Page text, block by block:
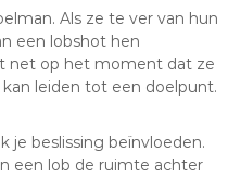
Als ze te ver van hun
een lobshot hen
net op het moment dat ze
leiden tot een doelpunt.
je beslissing beïnvloeden.
een lob de ruimte achter